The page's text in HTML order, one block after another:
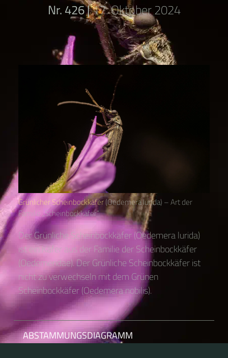
Nr. 426 |17. Oktober 2024
Grünlicher Scheinbockkäfer(Oedemera lurida) – Art der
Familie „Scheinbockkäfer“
Der Grünliche Scheinbockkäfer (Oedemera lurida)
ist ein Käfer aus der Familie der Scheinbockkäfer
(Oedemeridae). Der Grünliche Scheinbockkäfer ist
nicht zu verwechseln mit dem Grünen
Scheinbockkäfer (Oedemera nobilis).
ABSTAMMUNGSDIAGRAMM